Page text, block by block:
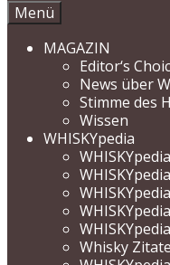
Menü
MAGAZIN
Editor‘s
News über
Stimme des
Wissen
WHISKYpedia
Whisky Zitate